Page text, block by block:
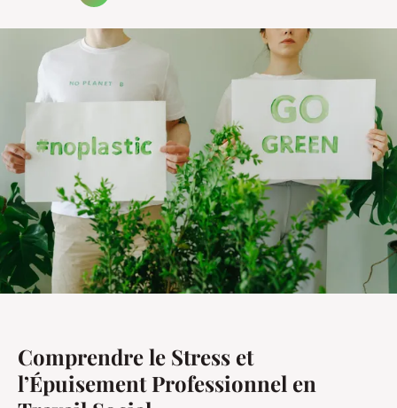
Comprendre le Stress et
l’Épuisement Professionnel en